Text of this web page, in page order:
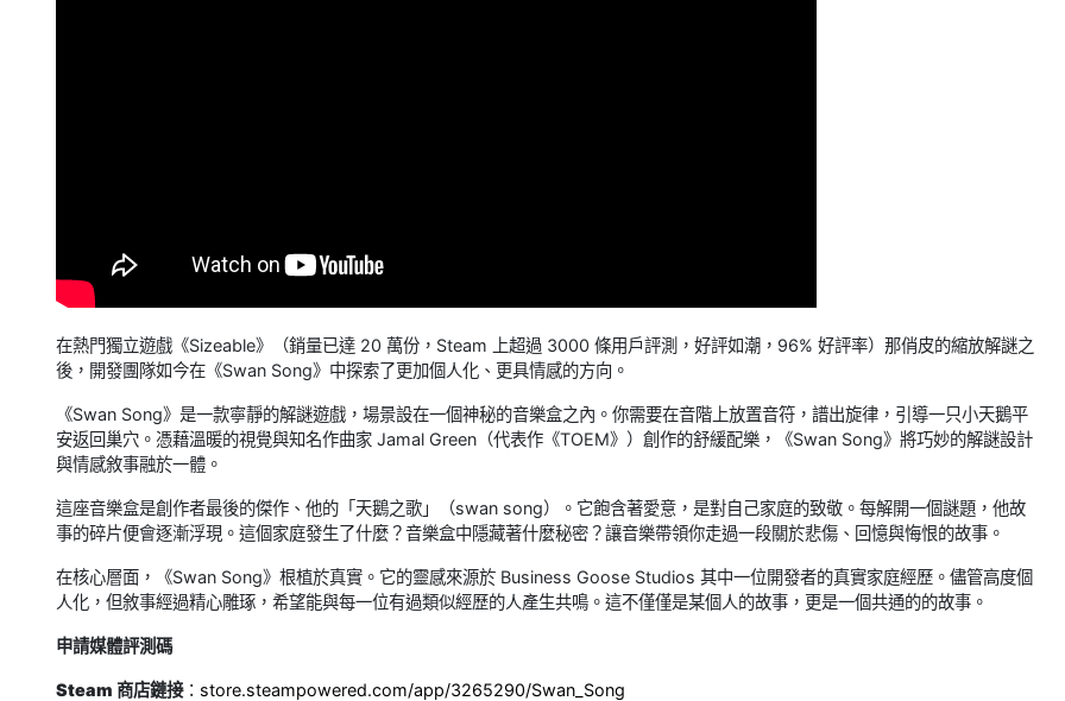
在熱門獨立遊戲《Sizeable》（銷量已達 20 萬份，Steam 上超過 3000 條用戶評測，好評如潮，96% 好評率）那俏皮的縮放解謎之
後，開發團隊如今在《Swan Song》中探索了更加個人化、更具情感的方向。
《Swan Song》是一款寧靜的解謎遊戲，場景設在一個神秘的音樂盒之內。你需要在音階上放置音符，譜出旋律，引導一只小天鵝平
安返回巢穴。憑藉溫暖的視覺與知名作曲家 Jamal Green（代表作《TOEM》）創作的舒緩配樂，《Swan Song》將巧妙的解謎設計
與情感敘事融於一體。
這座音樂盒是創作者最後的傑作、他的「天鵝之歌」（swan song）。它飽含著愛意，是對自己家庭的致敬。每解開一個謎題，他故
事的碎片便會逐漸浮現。這個家庭發生了什麼？音樂盒中隱藏著什麼秘密？讓音樂帶領你走過一段關於悲傷、回憶與悔恨的故事。
在核心層面，《Swan Song》根植於真實。它的靈感來源於 Business Goose Studios 其中一位開發者的真實家庭經歷。儘管高度個
人化，但敘事經過精心雕琢，希望能與每一位有過類似經歷的人產生共鳴。這不僅僅是某個人的故事，更是一個共通的的故事。
申請媒體評測碼
Steam 商店鏈接： store.steampowered.com/app/3265290/Swan_Song